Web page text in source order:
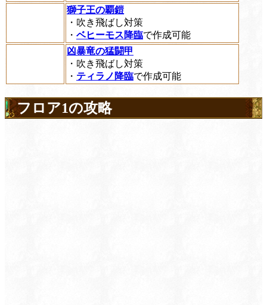
獅子王の覇鎧
・吹き飛ばし対策
・ ベヒーモス降臨で作成可能
凶暴竜の猛闘甲
・吹き飛ばし対策
・ ティラノ降臨で作成可能
フロア1の攻略